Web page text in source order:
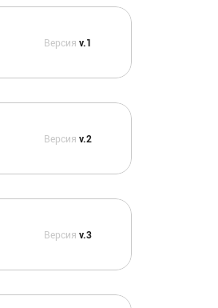
Версия v.1
Версия v.2
Версия v.3